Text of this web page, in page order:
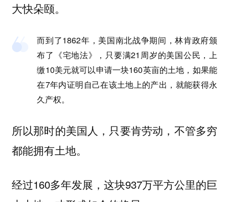
大快朵颐。
而到了1862年，美国南北战争期间，林肯政府颁
布了《宅地法》，只要满21周岁的美国公民，上
缴10美元就可以申请一块160英亩的土地，如果能
在7年内证明自己在该土地上的产出，就能获得永
久产权。
所以那时的美国人，只要肯劳动，不管多穷
都能拥有土地。
经过160多年发展，这块937万平方公里的巨